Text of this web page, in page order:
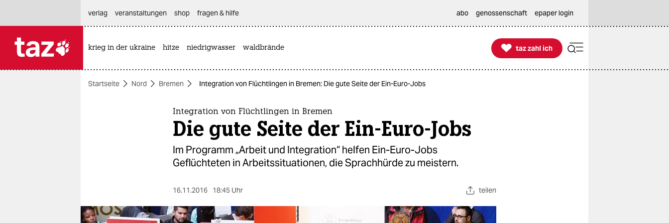
themen
verlag
veranstaltungen shop fragen & hilfe abo genossenschaft epaper login
krieg in der ukraine hitze niedrigwasser waldbrände 
taz zahl ich
taz zahl ich
Startseite Nord Bremen Integration von Flüchtlingen in Bremen: Die gute Seite der Ein-Euro-Jobs
Integration von Flüchtlingen in Bremen
Die gute Seite der Ein-Euro-Jobs
Im Programm „Arbeit und Integration“ helfen Ein-Euro-Jobs
Geflüchteten in Arbeitssituationen, die Sprachhürde zu meistern.
16.11.2016 18:45 Uhr teilen